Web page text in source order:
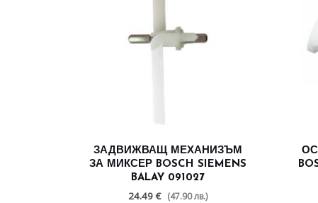
ЗАДВИЖВАЩ МЕХАНИЗЪМ
ЗА МИКСЕР BOSCH SIEMENS
BALAY 091027
24.49 € (47.90 лв.)